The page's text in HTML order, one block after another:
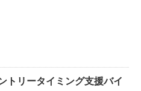
トリータイミング支援バイ